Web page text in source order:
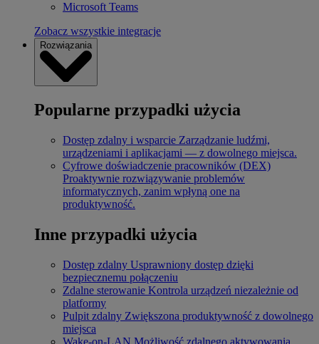
Microsoft Teams
Zobacz wszystkie integracje
Rozwiązania
Popularne przypadki użycia
Dostęp zdalny i wsparcie Zarządzanie ludźmi,
urządzeniami i aplikacjami — z dowolnego miejsca.
Cyfrowe doświadczenie pracowników (DEX)
Proaktywnie rozwiązywanie problemów
informatycznych, zanim wpłyną one na
produktywność.
Inne przypadki użycia
Dostęp zdalny Usprawniony dostęp dzięki
bezpiecznemu połączeniu
Zdalne sterowanie Kontrola urządzeń niezależnie od
platformy
Pulpit zdalny Zwiększona produktywność z dowolnego
miejsca
Wake-on-LAN Możliwość zdalnego aktywowania